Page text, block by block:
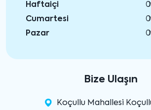
Haftaiçi
Cumartesi
Pazar
Bize Ulaşın
Koçullu Mahallesi